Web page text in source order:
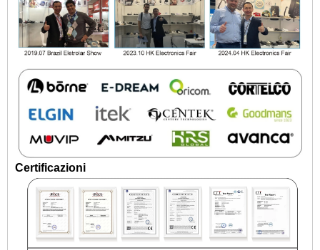
Certificazioni